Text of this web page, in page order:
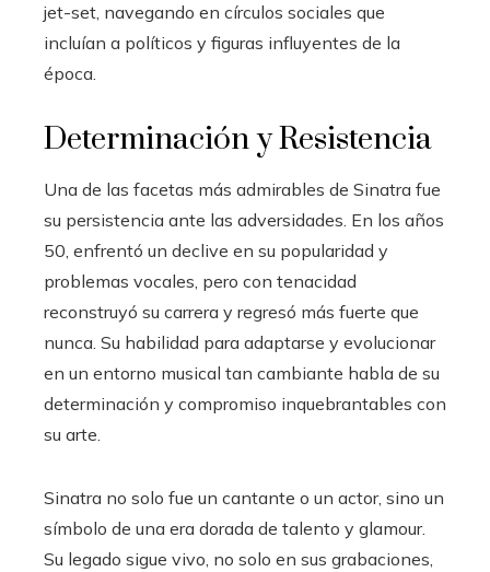
jet-set, navegando en círculos sociales que
incluían a políticos y figuras influyentes de la
época.
Determinación y Resistencia
Una de las facetas más admirables de Sinatra fue
su persistencia ante las adversidades. En los años
50, enfrentó un declive en su popularidad y
problemas vocales, pero con tenacidad
reconstruyó su carrera y regresó más fuerte que
nunca. Su habilidad para adaptarse y evolucionar
en un entorno musical tan cambiante habla de su
determinación y compromiso inquebrantables con
su arte.
Sinatra no solo fue un cantante o un actor, sino un
símbolo de una era dorada de talento y glamour.
Su legado sigue vivo, no solo en sus grabaciones,